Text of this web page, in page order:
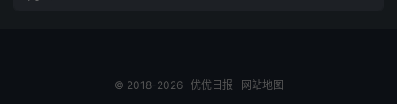
© 2018-2026 优优日报 网站地图